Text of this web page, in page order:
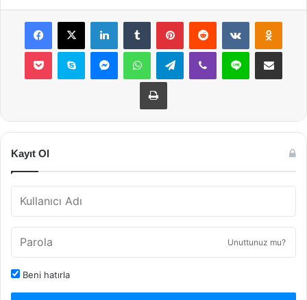
Facebook
X LinkedInTumblr PinterestReddit VKontakte
Pocket Skype MessengerWhatsAppTelegramViber Line E-Posta ile
Yazdır
Kayıt Ol
Unuttunuz mu?
Beni hatırla